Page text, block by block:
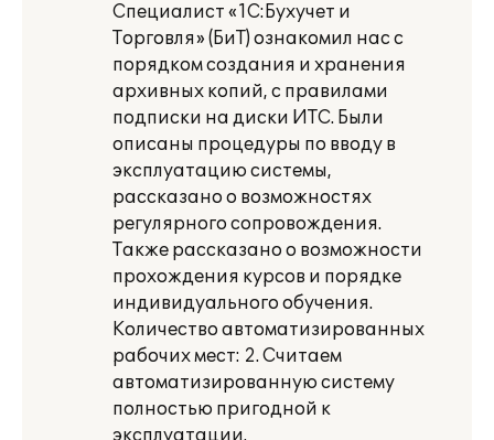
Специалист «1С:Бухучет и
Торговля» (БиТ) ознакомил нас с
порядком создания и хранения
архивных копий, с правилами
подписки на диски ИТС. Были
описаны процедуры по вводу в
эксплуатацию системы,
рассказано о возможностях
регулярного сопровождения.
Также рассказано о возможности
прохождения курсов и порядке
индивидуального обучения.
Количество автоматизированных
рабочих мест: 2. Считаем
автоматизированную систему
полностью пригодной к
эксплуатации.